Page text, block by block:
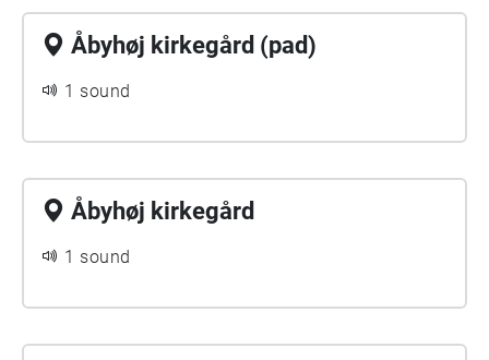
Åbyhøj kirkegård (pad)
1 sound
Åbyhøj kirkegård
1 sound